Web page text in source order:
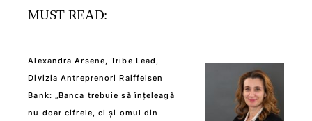
MUST READ:
Alexandra Arsene, Tribe Lead,
Divizia Antreprenori Raiffeisen
Bank: „Banca trebuie să înțeleagă
nu doar cifrele, ci și omul din